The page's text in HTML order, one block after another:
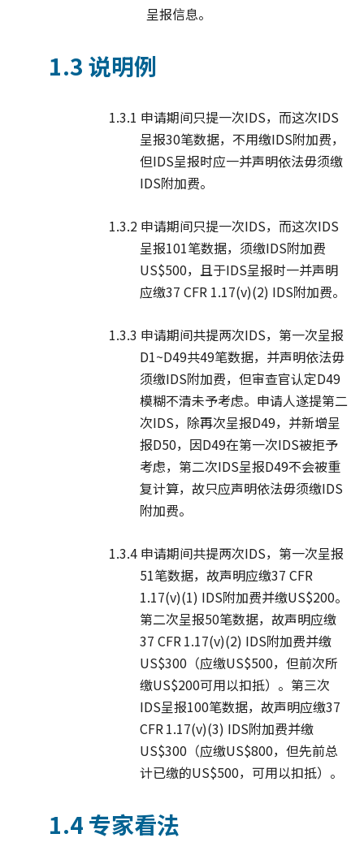
呈报信息。
1.3 说明例
1.3.1 申请期间只提一次IDS，而这次IDS
呈报30笔数据，不用缴IDS附加费，
但IDS呈报时应一并声明依法毋须缴
IDS附加费。
1.3.2 申请期间只提一次IDS，而这次IDS
呈报101笔数据，须缴IDS附加费
US$500，且于IDS呈报时一并声明
应缴37 CFR 1.17(v)(2) IDS附加费。
1.3.3 申请期间共提两次IDS，第一次呈报
D1~D49共49笔数据，并声明依法毋
须缴IDS附加费，但审查官认定D49
模糊不清未予考虑。申请人遂提第二
次IDS，除再次呈报D49，并新增呈
报D50，因D49在第一次IDS被拒予
考虑，第二次IDS呈报D49不会被重
复计算，故只应声明依法毋须缴IDS
附加费。
1.3.4 申请期间共提两次IDS，第一次呈报
51笔数据，故声明应缴37 CFR
1.17(v)(1) IDS附加费并缴US$200。
第二次呈报50笔数据，故声明应缴
37 CFR 1.17(v)(2) IDS附加费并缴
US$300（应缴US$500，但前次所
缴US$200可用以扣抵）。第三次
IDS呈报100笔数据，故声明应缴37
CFR 1.17(v)(3) IDS附加费并缴
US$300（应缴US$800，但先前总
计已缴的US$500，可用以扣抵）。
1.4 专家看法